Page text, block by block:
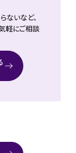
ないなど、
軽にご相談